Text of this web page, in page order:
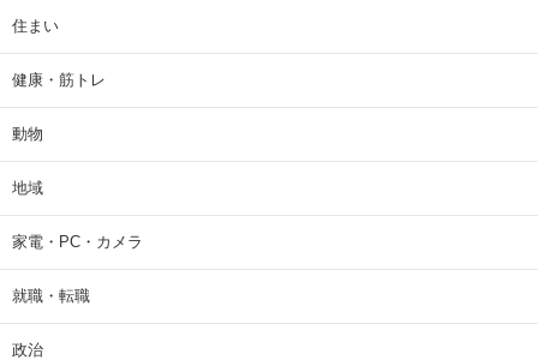
住まい
健康・筋トレ
動物
地域
家電・PC・カメラ
就職・転職
政治